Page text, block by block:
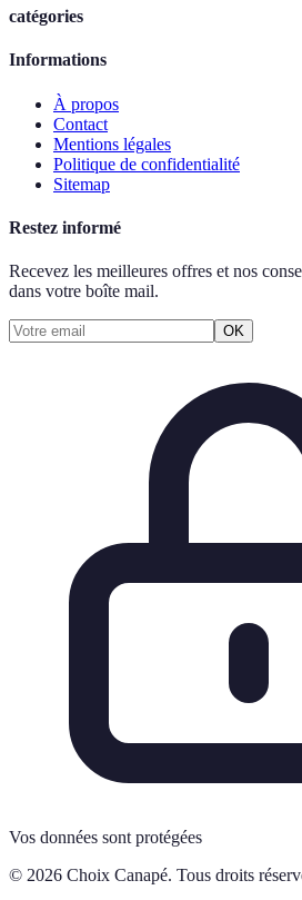
catégories
Informations
À propos
Contact
Mentions légales
Politique de confidentialité
Sitemap
Restez informé
Recevez les meilleures offres et nos
dans votre boîte mail.
OK
Vos données sont protégées
© 2026 Choix Canapé. Tous droits